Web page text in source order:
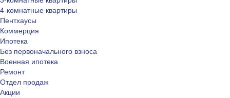
4-комнатные квартиры
Пентхаусы
Коммерция
Ипотека
Без первоначального взноса
Военная ипотека
Ремонт
Отдел продаж
Акции